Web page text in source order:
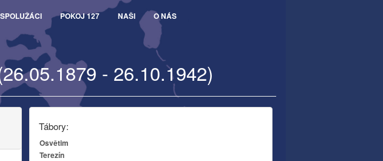
SPOLUŽÁCI POKOJ 127 NAŠI O NÁS
- 26.10.1942)
Tábory:
Osvětim
Terezín